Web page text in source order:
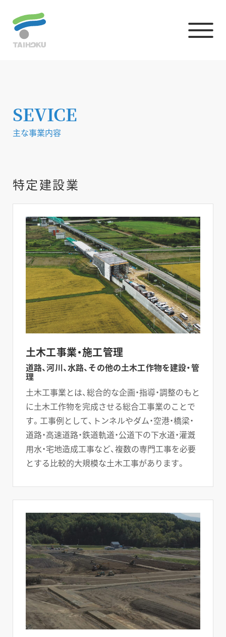
SEVICE
主な事業内容
特定建設業
土木工事業・施工管理
道路、河川、水路、その他の土木工作物を建設・管
理
土木工事業とは、総合的な企画・指導・調整のもと
に土木工作物を完成させる総合工事業のことで
す。工事例として、トンネルやダム・空港・橋梁・
道路・高速道路・鉄道軌道・公道下の下水道・灌漑
用水・宅地造成工事など、複数の専門工事を必要
とする比較的大規模な土木工事があります。